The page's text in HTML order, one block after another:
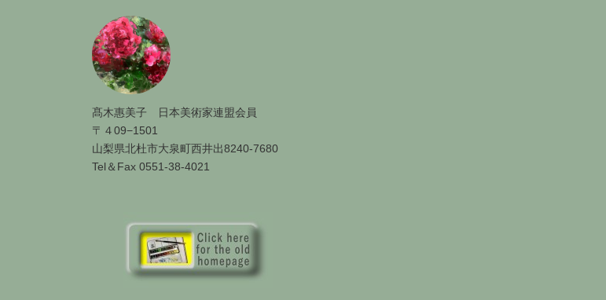
髙木惠美子 日本美術家連盟会員
〒４09−1501
山梨県北杜市大泉町西井出8240-7680
Tel＆Fax 0551-38-4021